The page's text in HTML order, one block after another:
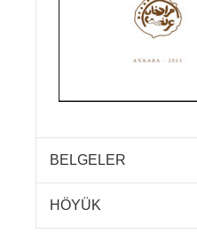
BELGELER
HÖYÜK